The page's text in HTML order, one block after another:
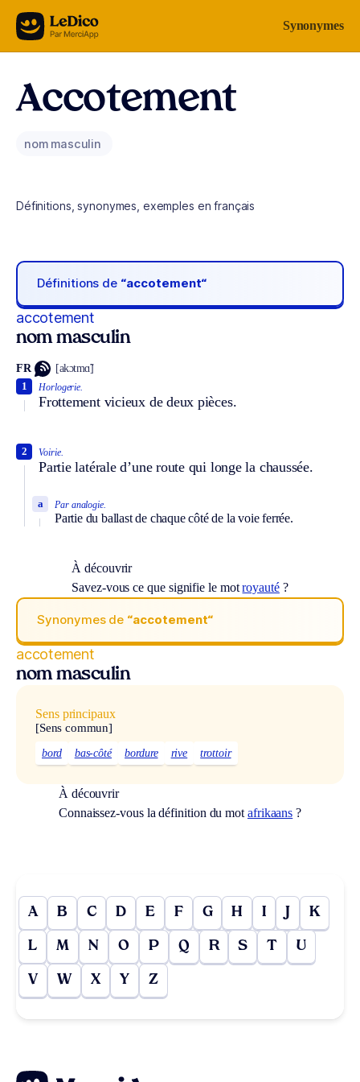
Aller au contenu Synonymes
Accotement
nom masculin
Définitions, synonymes, exemples en français
Définitions de “accotement“
accotement
nom masculin
FR [akɔtmɑ̃]
Horlogerie.
Frottement vicieux de deux pièces.
1
Voirie.
Partie latérale d’une route qui longe la chaussée.
2
Par analogie.
Partie du ballast de chaque côté de la voie ferrée.
a
À découvrir
Savez-vous ce que signifie le motroyauté?
Synonymes de “accotement“
accotement
nom masculin
Sens principaux
[Sens commun]
bord bas-côté bordure rive trottoir
À découvrir
Connaissez-vous la définition du mot afrikaans ?
A B C D E F G H I J K
L M N O P Q R S T U
V W X Y Z